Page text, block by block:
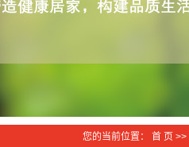
您的当前位置： 首 页 >>